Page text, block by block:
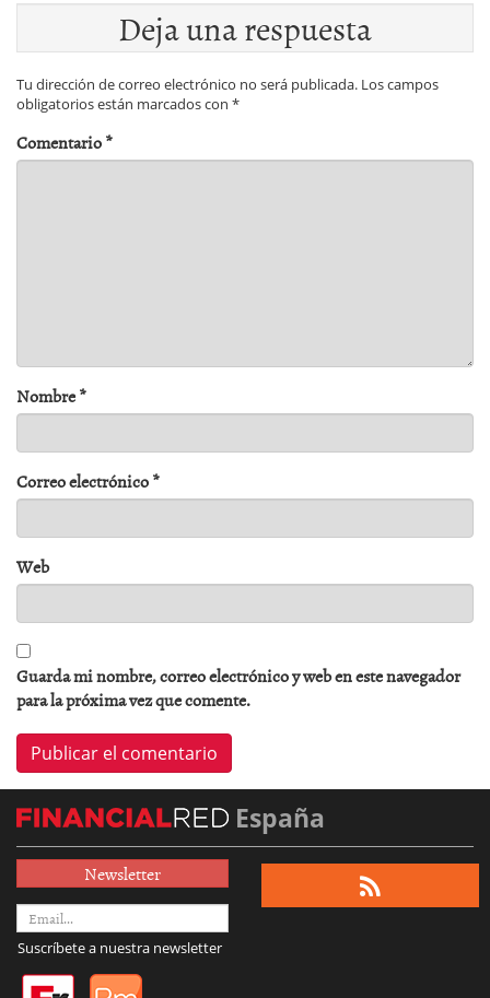
Deja una respuesta
Tu dirección de correo electrónico no será publicada. Los campos
obligatorios están marcados con *
Comentario*
Nombre*
Correo electrónico*
Web
Guarda mi nombre, correo electrónico y web en este navegador
para la próxima vez que comente.
España
Newsletter
Suscríbete a nuestra newsletter